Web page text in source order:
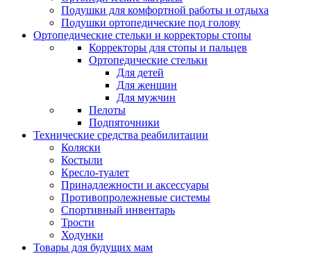
Подушки для комфортной работы и отдыха
Подушки ортопедические под голову
Ортопедические стельки и корректоры стопы
Корректоры для стопы и пальцев
Ортопедические стельки
Для детей
Для женщин
Для мужчин
Пелоты
Подпяточники
Технические средства реабилитации
Коляски
Костыли
Кресло-туалет
Принадлежности и аксессуары
Противопролежневые системы
Спортивный инвентарь
Трости
Ходунки
Товары для будущих мам